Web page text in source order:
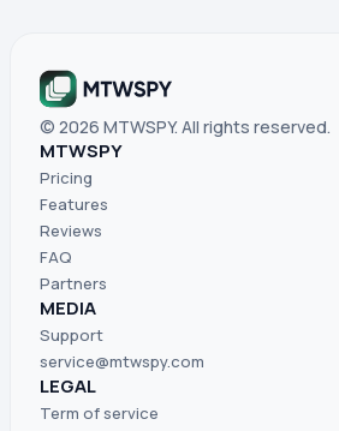
© 2026 MTWSPY. All rights reserved.
MTWSPY
Pricing
Features
Reviews
FAQ
Partners
MEDIA
Support
service@mtwspy.com
LEGAL
Term of service